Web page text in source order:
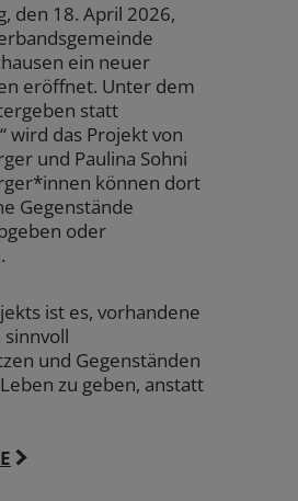
den 18. April 2026,
ein neuer
eröffnet. Unter dem
statt
wird das Projekt von
und Paulina Sohni
können dort
Gegenstände
oder
ist es, vorhandene
sinnvoll
und Gegenständen
zu geben, anstatt